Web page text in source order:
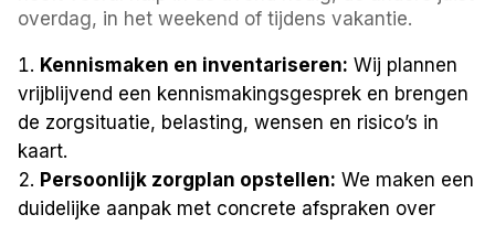
overdag, in het weekend of tijdens vakantie.
Kennismaken en inventariseren: Wij plannen
vrijblijvend een kennismakingsgesprek en brengen
de zorgsituatie, belasting, wensen en risico’s in
kaart.
Persoonlijk zorgplan opstellen: We maken een
duidelijke aanpak met concrete afspraken over